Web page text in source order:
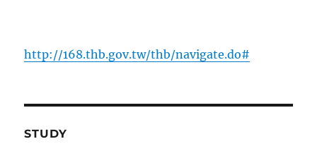
http://168.thb.gov.tw/thb/navigate.do#
STUDY